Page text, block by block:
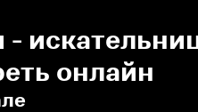
-
онлайн